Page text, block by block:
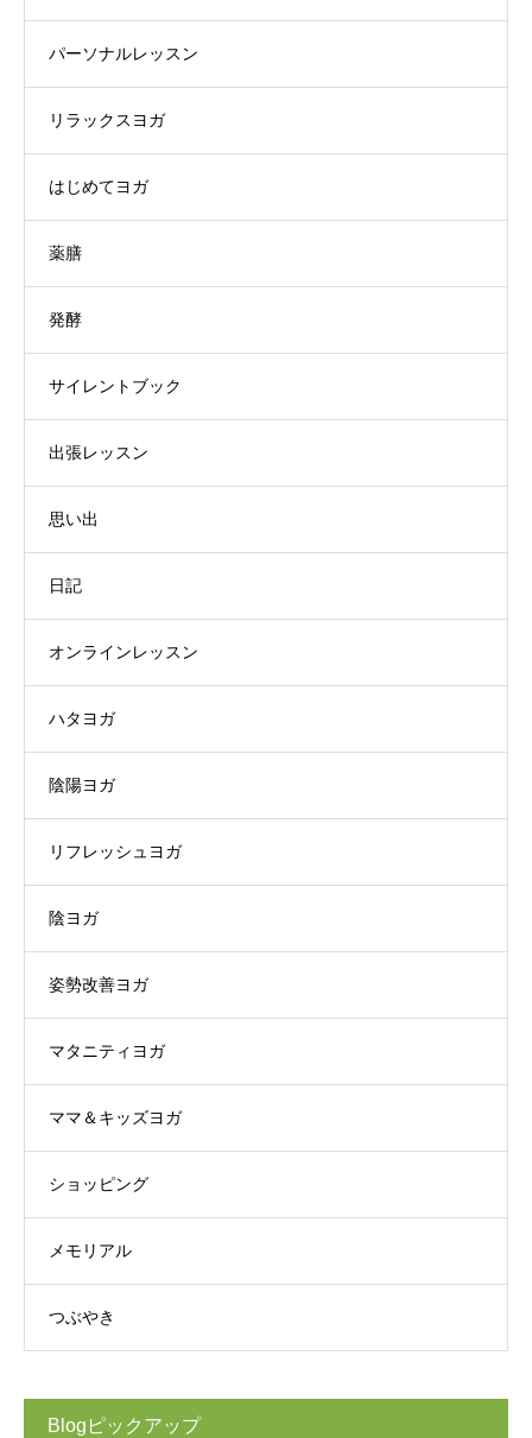
パーソナルレッスン
リラックスヨガ
はじめてヨガ
薬膳
発酵
サイレントブック
出張レッスン
思い出
日記
オンラインレッスン
ハタヨガ
陰陽ヨガ
リフレッシュヨガ
陰ヨガ
姿勢改善ヨガ
マタニティヨガ
ママ＆キッズヨガ
ショッピング
メモリアル
つぶやき
Blogピックアップ